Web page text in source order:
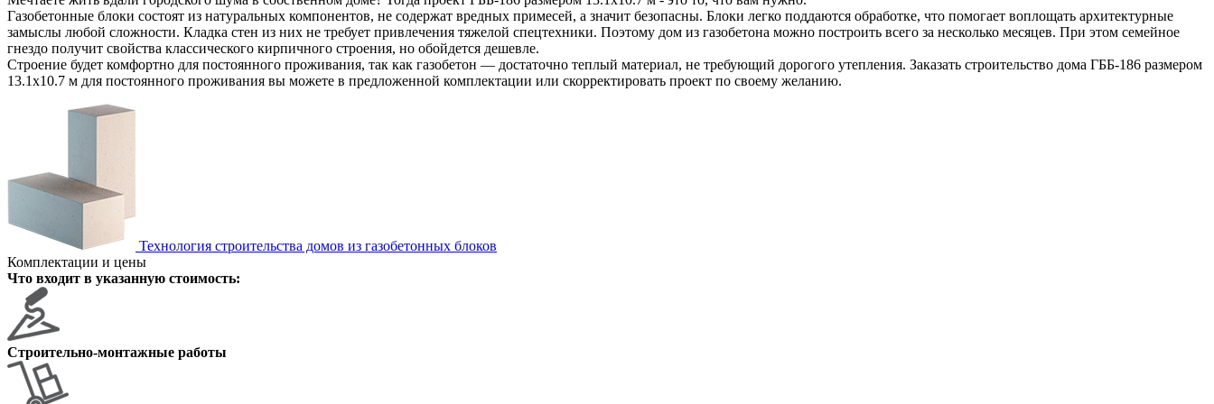
Газобетонные блоки состоят из натуральных компонентов, не содержат вредных примесей, а значит безопасны. Блоки легко поддаются обработке, что помогает воплощать архитектурные
замыслы любой сложности. Кладка стен из них не требует привлечения тяжелой спецтехники. Поэтому дом из газобетона можно построить всего за несколько месяцев. При этом семейное
гнездо получит свойства классического кирпичного строения, но обойдется дешевле.
Строение будет комфортно для постоянного проживания, так как газобетон — достаточно теплый материал, не требующий дорогого утепления. Заказать строительство дома ГББ-186 размером
13.1х10.7 м для постоянного проживания вы можете в предложенной комплектации или скорректировать проект по своему желанию.
Технология строительства домов из газобетонных блоков
Комплектации и цены
Что входит в указанную стоимость:
Строительно-монтажные работы